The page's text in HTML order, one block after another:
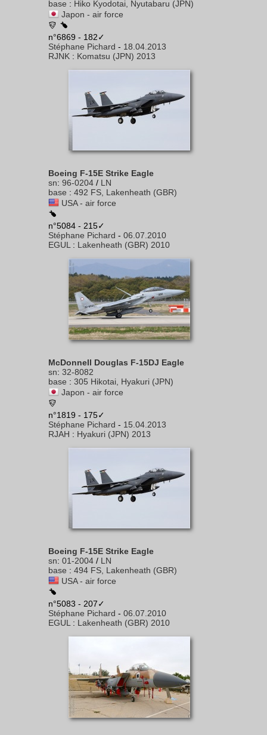
base : Hiko Kyodotai, Nyutabaru (JPN)
Japon - air force
n°6869 - 182✓
Stéphane Pichard - 18.04.2013
RJNK : Komatsu (JPN) 2013
Boeing F-15E Strike Eagle
sn: 96-0204 / LN
base : 492 FS, Lakenheath (GBR)
USA - air force
n°5084 - 215✓
Stéphane Pichard - 06.07.2010
EGUL : Lakenheath (GBR) 2010
McDonnell Douglas F-15DJ Eagle
sn: 32-8082
base : 305 Hikotai, Hyakuri (JPN)
Japon - air force
n°1819 - 175✓
Stéphane Pichard - 15.04.2013
RJAH : Hyakuri (JPN) 2013
Boeing F-15E Strike Eagle
sn: 01-2004 / LN
base : 494 FS, Lakenheath (GBR)
USA - air force
n°5083 - 207✓
Stéphane Pichard - 06.07.2010
EGUL : Lakenheath (GBR) 2010